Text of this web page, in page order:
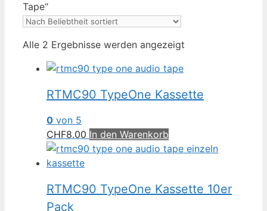
Tape“
Alle 2 Ergebnisse werden angezeigt
RTMC90 TypeOne Kassette
0 von 5
CHF8.00 In den Warenkorb
RTMC90 TypeOne Kassette 10er
Pack